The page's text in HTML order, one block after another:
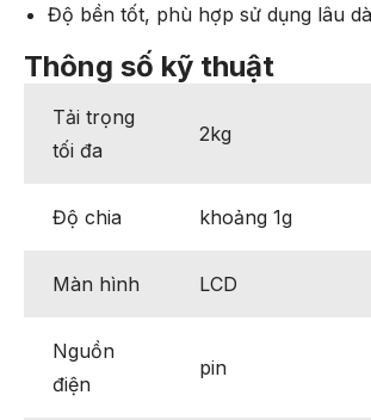
Độ bền tốt, phù hợp sử dụng lâu
Thông số kỹ thuật
Tải trọng
tối đa
2kg
Độ chia khoảng 1g
Màn hình LCD
Nguồn
điện
pin